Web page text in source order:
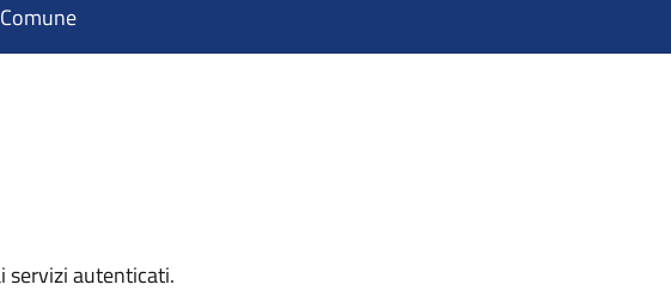
servizi autenticati.